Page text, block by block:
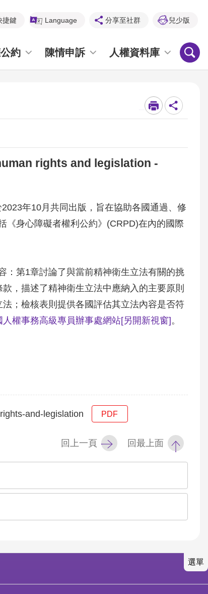
捷鍵 Language 分享至社群 兒少版
約 陳情申訴 人權資料庫
rights and legislation -
年10月共同出版，旨在協助各國通過、修
《身心障礙者權利公約》(CRPD)在內的國際
：第1章討論了與當前精神衛生立法有關的挑
，描述了精神衛生立法中應納入的主要原則
；檢核表則提供各國評估其立法內容是否符
人權事務高級專員辦事處網站[另開新視窗]。
and-legislation PDF
回上一頁 回最上面
選單